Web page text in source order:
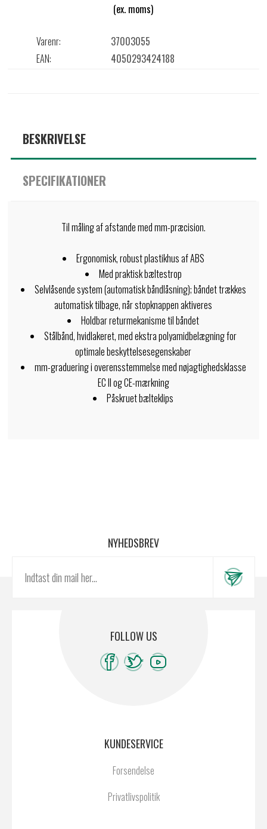
(ex. moms)
Varenr:
37003055
EAN:
4050293424188
BESKRIVELSE
SPECIFIKATIONER
Til måling af afstande med mm-præcision.
Ergonomisk, robust plastikhus af ABS
Med praktisk bæltestrop
Selvlåsende system (automatisk båndlåsning); båndet trækkes
automatisk tilbage, når stopknappen aktiveres
Holdbar returmekanisme til båndet
Stålbånd, hvidlakeret, med ekstra polyamidbelægning for
optimale beskyttelsesegenskaber
mm-graduering i overensstemmelse med nøjagtighedsklasse
EC II og CE-mærkning
Påskruet bælteklips
NYHEDSBREV
FOLLOW US
KUNDESERVICE
Forsendelse
Privatlivspolitik